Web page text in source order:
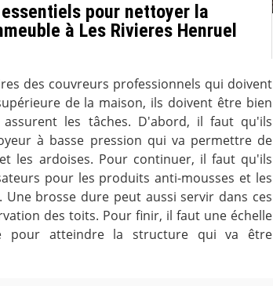
pour nettoyer la
à Les Rivieres Henruel
des couvreurs professionnels qui doivent
de la maison, ils doivent être bien
les tâches. D'abord, il faut qu'ils
à basse pression qui va permettre de
les ardoises. Pour continuer, il faut qu'ils
pour les produits anti-mousses et les
brosse dure peut aussi servir dans ces
des toits. Pour finir, il faut une échelle
pour atteindre la structure qui va être